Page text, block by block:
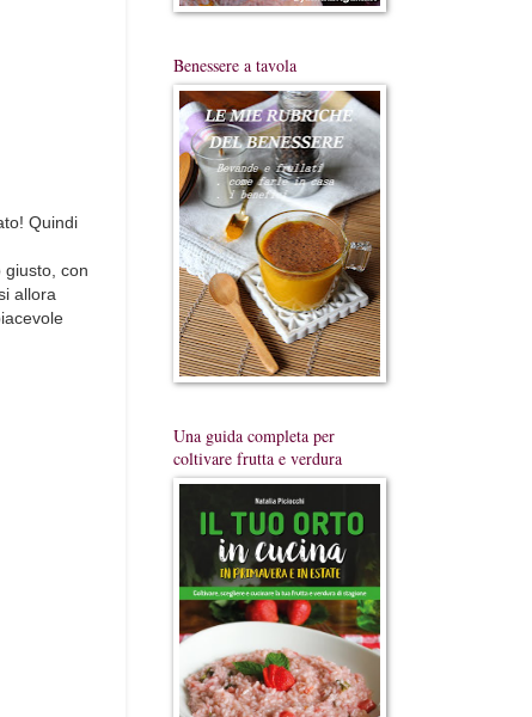
Quindi
con
allora
Benessere a tavola
Una guida completa per
coltivare frutta e verdura